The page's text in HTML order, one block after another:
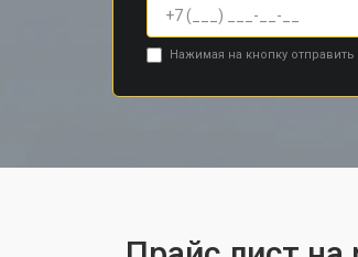
Нажимая на кнопку